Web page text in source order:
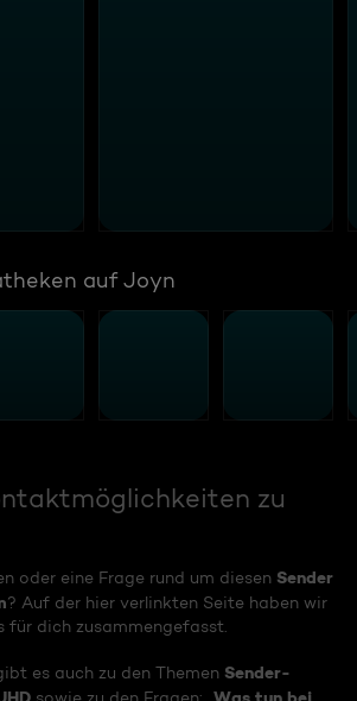
auf Joyn
zu
oder eine Frage rund um diesen Sender
? Auf der hier verlinkten Seite haben wir
für dich zusammengefasst.
es auch zu den Themen Sender-